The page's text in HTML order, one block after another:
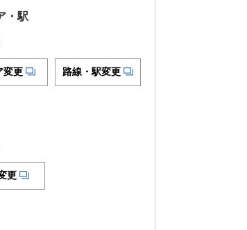
・駅
変更 路線・駅変更
更